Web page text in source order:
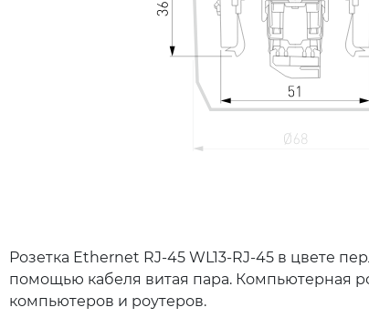
Розетка Ethernet RJ-45 WL13-RJ-45 в цвете
помощью кабеля витая пара. Компьютерная
компьютеров и роутеров.